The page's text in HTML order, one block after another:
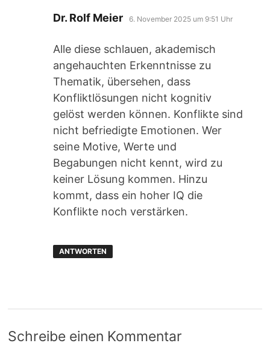
Dr. Rolf Meier sagt:
6. November 2025 um 9:51 Uhr
Alle diese schlauen, akademisch
angehauchten Erkenntnisse zu
Thematik, übersehen, dass
Konfliktlösungen nicht kognitiv
gelöst werden können. Konflikte sind
nicht befriedigte Emotionen. Wer
seine Motive, Werte und
Begabungen nicht kennt, wird zu
keiner Lösung kommen. Hinzu
kommt, dass ein hoher IQ die
Konflikte noch verstärken.
ANTWORTEN
Schreibe einen Kommentar